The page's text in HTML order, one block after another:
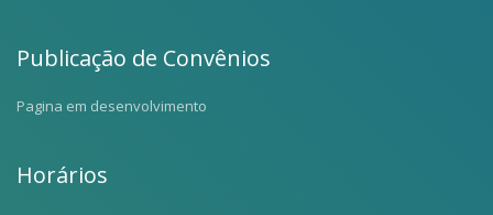
Publicação de Convênios
Pagina em desenvolvimento
Horários